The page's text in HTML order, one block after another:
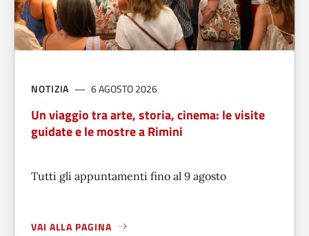
NOTIZIA 6 AGOSTO 2026
Un viaggio tra arte, storia, cinema: le visite
guidate e le mostre a Rimini
Tutti gli appuntamenti fino al 9 agosto
VAI ALLA PAGINA
A PROPOSITO DIUN VIAGGIO TRA ARTE, STORIA,